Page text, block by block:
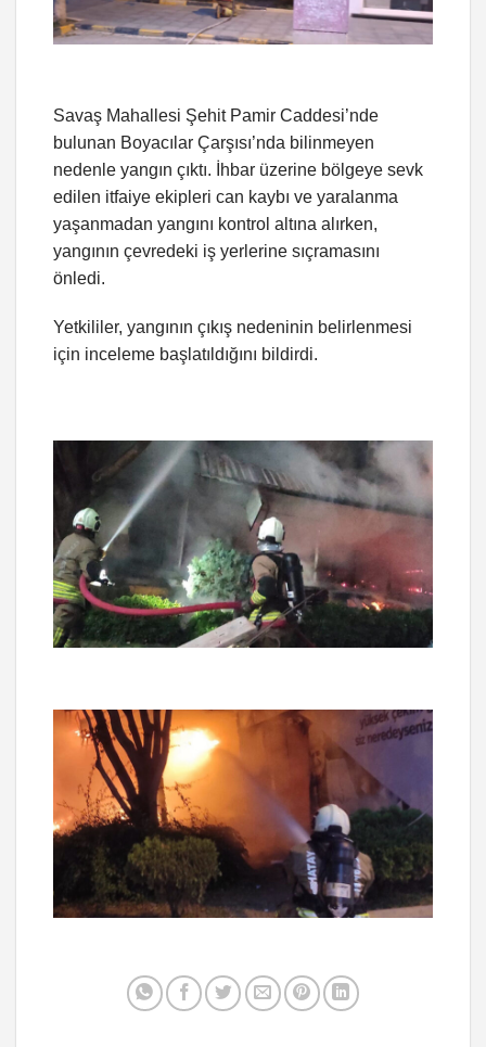
Savaş Mahallesi Şehit Pamir Caddesi’nde
bulunan Boyacılar Çarşısı’nda bilinmeyen
nedenle yangın çıktı. İhbar üzerine bölgeye sevk
edilen itfaiye ekipleri can kaybı ve yaralanma
yaşanmadan yangını kontrol altına alırken,
yangının çevredeki iş yerlerine sıçramasını
önledi.
Yetkililer, yangının çıkış nedeninin belirlenmesi
için inceleme başlatıldığını bildirdi.